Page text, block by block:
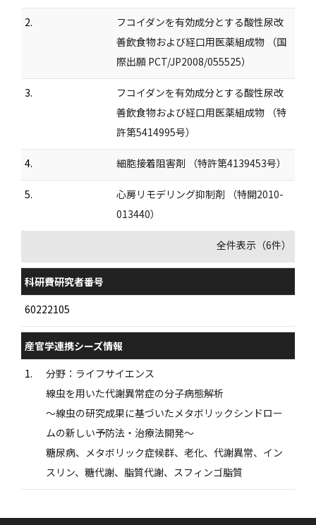
2.
フコイダンを有効成分とする酸性尿改
善飲食物および経口用医薬組成物 （国
際出願 PCT/JP2008/055525）
3.
フコイダンを有効成分とする酸性尿改
善飲食物および経口用医薬組成物 （特
許第5414995号）
4. 細胞接着阻害剤 （特許第4139453号）
5.
心房リモデリング抑制剤 （特開2010-
013440）
全件表示（6件）
科研費研究者番号
60222105
産官学連携シーズ情報
1.
分野：ライフサイエンス
線虫を用いた代謝異常症の分子病態解析
〜線虫の研究成果に基づいたメタボリックシンドロー
ムの新しい予防法・治療法開発〜
糖尿病、メタボリック症候群、老化、代謝異常、イン
スリン、糖代謝、脂質代謝、スフィンゴ脂質